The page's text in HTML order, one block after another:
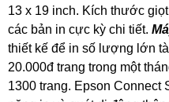
13 x 19 inch. Kích thước
các bản in cực kỳ chi tiết.
thiết kế để in số lượng lớn
20.000đ trang trong một
1300 trang. Epson Connect